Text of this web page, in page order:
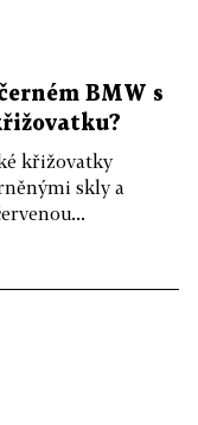
BMW s
křižovatky
skly a